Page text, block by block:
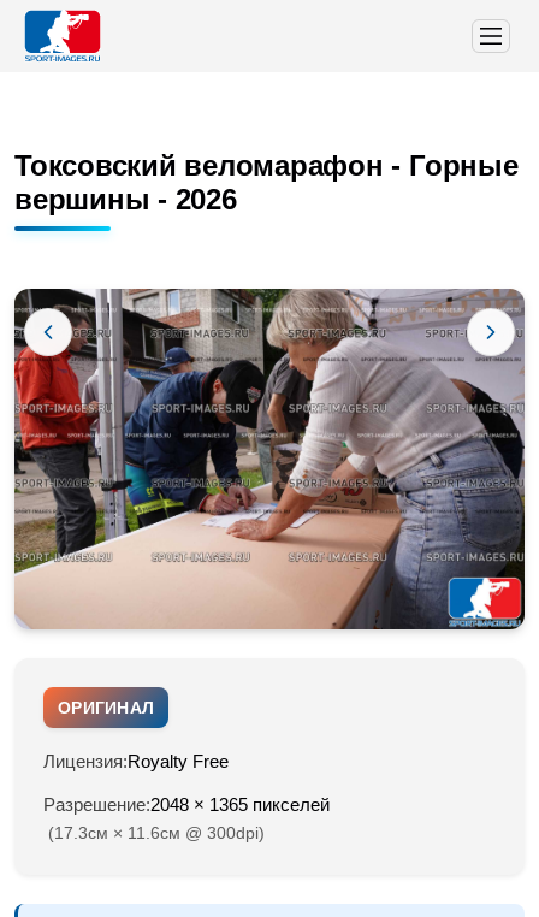
Токсовский веломарафон - Горные
вершины - 2026
ОРИГИНАЛ
Лицензия:Royalty Free
Разрешение:2048 × 1365 пикселей
(17.3см × 11.6см @ 300dpi)